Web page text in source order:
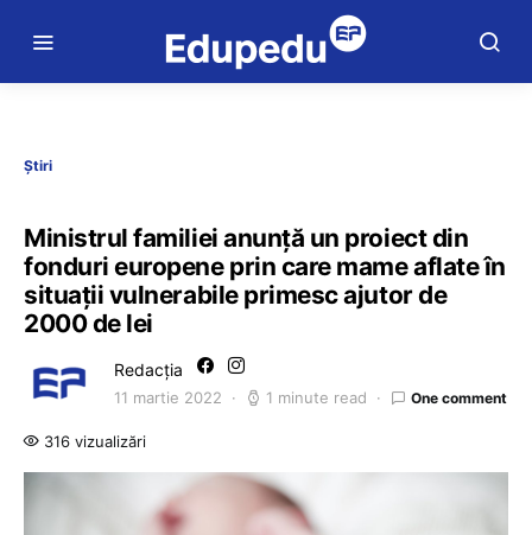
Știri
Ministrul familiei anunță un proiect din
fonduri europene prin care mame aflate în
situații vulnerabile primesc ajutor de
2000 de lei
Redacția
11 martie 2022 1 minute read One comment
316 vizualizări